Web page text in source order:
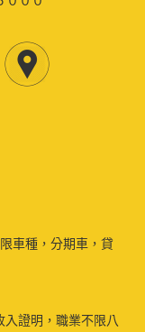
車種，分期車，貸
證明，職業不限八